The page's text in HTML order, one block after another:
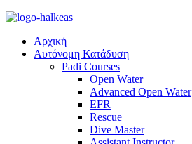
Αρχική
Αυτόνομη Κατάδυση
Padi Courses
Open Water
Advanced Open Water
EFR
Rescue
Dive Master